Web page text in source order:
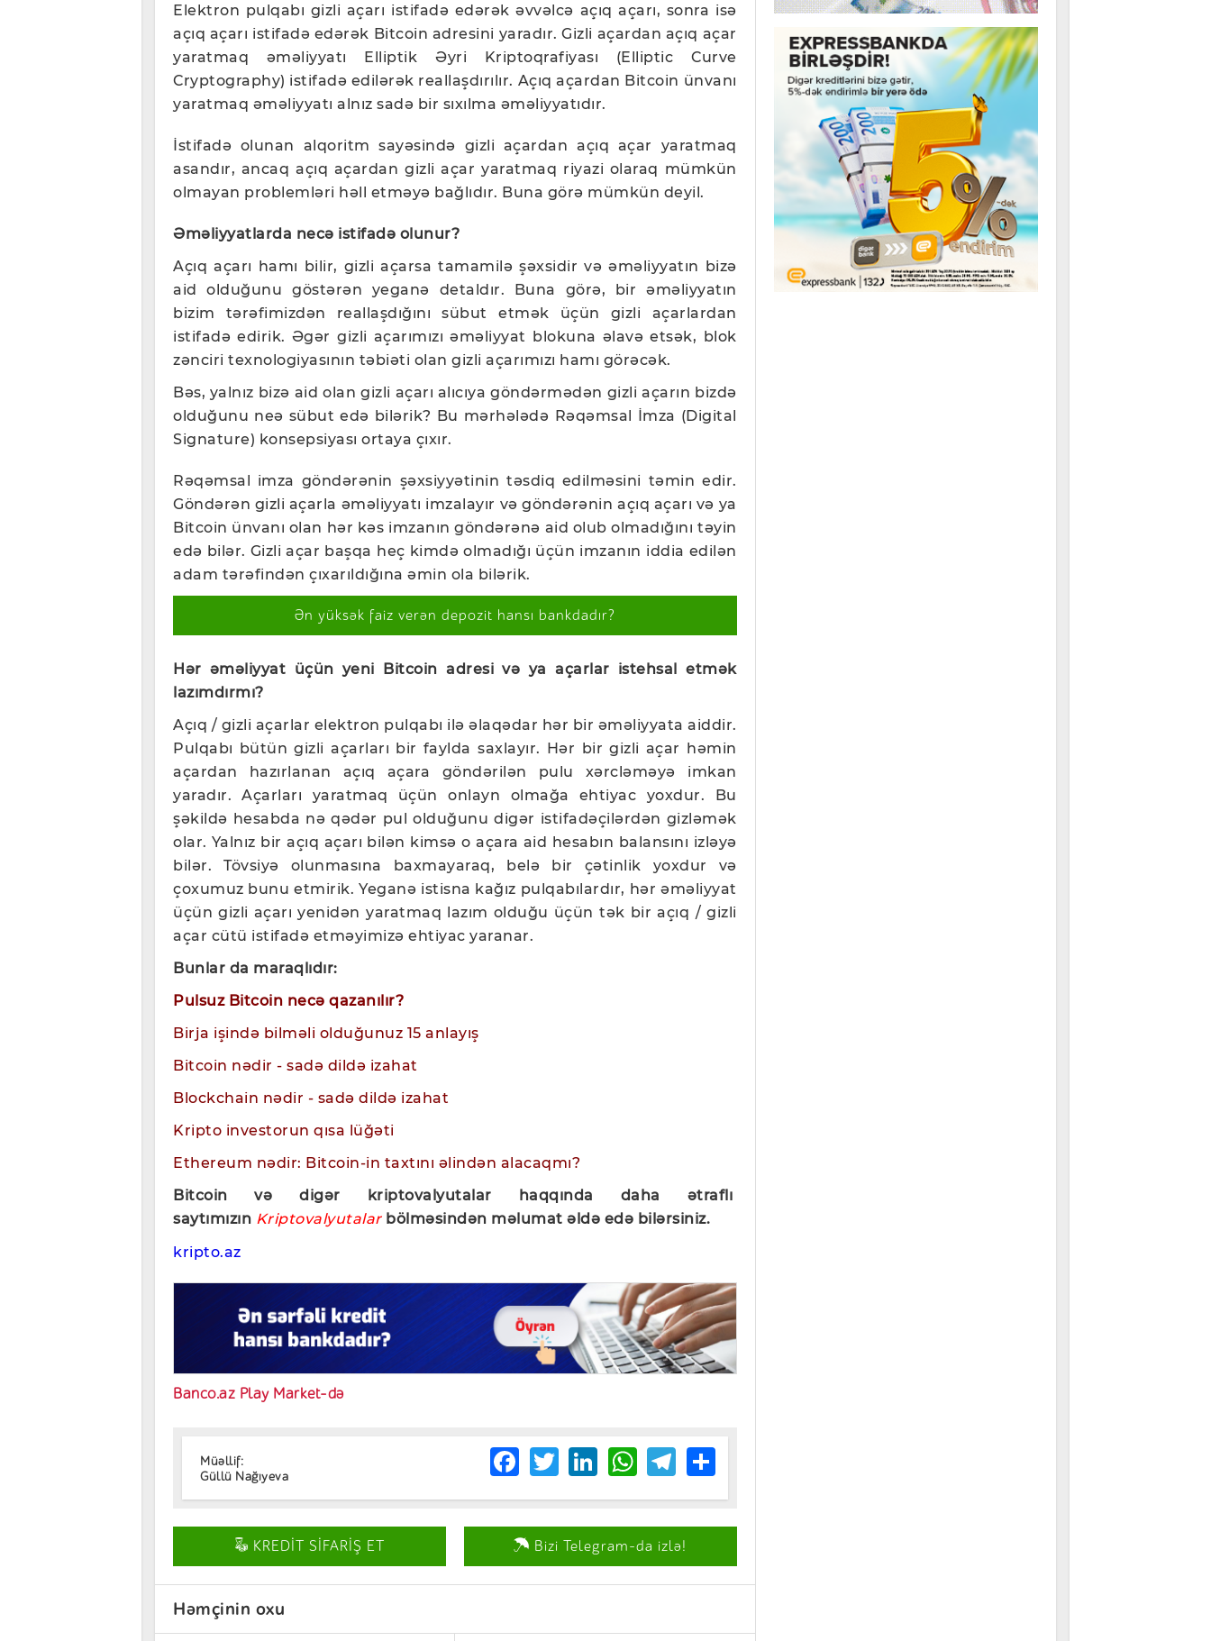
Elektron pulqabı gizli açarı istifadə edərək əvvəlcə açıq açarı, sonra isə
açıq açarı istifadə edərək Bitcoin adresini yaradır. Gizli açardan açıq açar
yaratmaq əməliyyatı Elliptik Əyri Kriptoqrafiyası (Elliptic Curve
Cryptography) istifadə edilərək reallaşdırılır. Açıq açardan Bitcoin ünvanı
yaratmaq əməliyyatı alnız sadə bir sıxılma əməliyyatıdır.
İstifadə olunan alqoritm sayəsində gizli açardan açıq açar yaratmaq
asandır, ancaq açıq açardan gizli açar yaratmaq riyazi olaraq mümkün
olmayan problemləri həll etməyə bağlıdır. Buna görə mümkün deyil.
Əməliyyatlarda necə istifadə olunur?
Açıq açarı hamı bilir, gizli açarsa tamamilə şəxsidir və əməliyyatın bizə
aid olduğunu göstərən yeganə detaldır. Buna görə, bir əməliyyatın
bizim tərəfimizdən reallaşdığını sübut etmək üçün gizli açarlardan
istifadə edirik. Əgər gizli açarımızı əməliyyat blokuna əlavə etsək, blok
zənciri texnologiyasının təbiəti olan gizli açarımızı hamı görəcək.
Bəs, yalnız bizə aid olan gizli açarı alıcıya göndərmədən gizli açarın bizdə
olduğunu neə sübut edə bilərik? Bu mərhələdə Rəqəmsal İmza (Digital
Signature) konsepsiyası ortaya çıxır.
Rəqəmsal imza göndərənin şəxsiyyətinin təsdiq edilməsini təmin edir.
Göndərən gizli açarla əməliyyatı imzalayır və göndərənin açıq açarı və ya
Bitcoin ünvanı olan hər kəs imzanın göndərənə aid olub olmadığını təyin
edə bilər. Gizli açar başqa heç kimdə olmadığı üçün imzanın iddia edilən
adam tərəfindən çıxarıldığına əmin ola bilərik.
Ən yüksək faiz verən depozit hansı bankdadır?
Hər əməliyyat üçün yeni Bitcoin adresi və ya açarlar istehsal etmək
lazımdırmı?
Açıq / gizli açarlar elektron pulqabı ilə əlaqədar hər bir əməliyyata aiddir.
Pulqabı bütün gizli açarları bir faylda saxlayır. Hər bir gizli açar həmin
açardan hazırlanan açıq açara göndərilən pulu xərcləməyə imkan
yaradır. Açarları yaratmaq üçün onlayn olmağa ehtiyac yoxdur. Bu
şəkildə hesabda nə qədər pul olduğunu digər istifadəçilərdən gizləmək
olar. Yalnız bir açıq açarı bilən kimsə o açara aid hesabın balansını izləyə
bilər. Tövsiyə olunmasına baxmayaraq, belə bir çətinlik yoxdur və
çoxumuz bunu etmirik. Yeganə istisna kağız pulqabılardır, hər əməliyyat
üçün gizli açarı yenidən yaratmaq lazım olduğu üçün tək bir açıq / gizli
açar cütü istifadə etməyimizə ehtiyac yaranar.
Bunlar da maraqlıdır:
Pulsuz Bitcoin necə qazanılır?
Birja işində bilməli olduğunuz 15 anlayış
Bitcoin nədir - sadə dildə izahat
Blockchain nədir - sadə dildə izahat
Kripto investorun qısa lüğəti
Ethereum nədir: Bitcoin-in taxtını əlindən alacaqmı?
Bitcoin və digər kriptovalyutalar haqqında daha ətraflı
saytımızın Kriptovalyutalar bölməsindən məlumat əldə edə bilərsiniz.
kripto.az
Banco.az Play Market-də
Müəllif:
Güllü Nağıyeva
Facebook
TwitterLinkedIn
WhatsApp
Telegram
Share
KREDİT SİFARİŞ ET Bizi Telegram-da izlə!
Həmçinin oxu